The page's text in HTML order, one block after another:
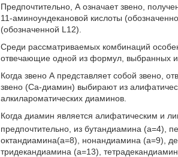
Предпочтительно, А означает звено,
11-аминоундекановой кислоты
(обозначенной L12).
Среди рассматриваемых комбинаций
отвечающие одной из формул, выбранных
Когда звено А представляет собой звено,
звено (Са-диамин) выбирают из
алкилароматических диаминов.
Когда диамин является алифатическим и
предпочтительно, из бутандиамина (а=4),
октандиамина(а=8), нонандиамина (а=9),
тридекандиамина (а=13),